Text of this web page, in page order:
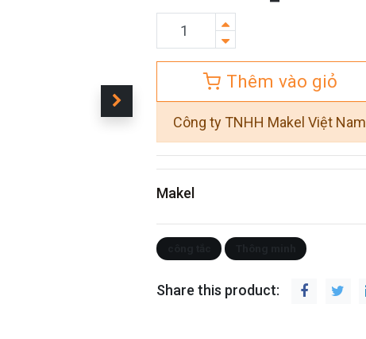
Thêm vào giỏ
Công ty TNHH Makel Việt Nam
Makel
Share this product: